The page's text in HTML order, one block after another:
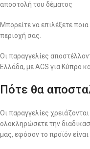
αποστολή του δέματος
Μπορείτε να επιλέξετε
περιοχή σας.
Οι παραγγελίες
Ελλάδα, με ACS για Κύπρο
Πότε θα
Οι παραγγελίες
ολοκληρώσετε την
μας, εφόσον το προϊόν